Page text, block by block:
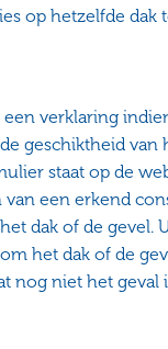
op hetzelfde dak
verklaring
geschiktheid
staat op de
een erkend
dak of de
het dak of de
nog niet het geval